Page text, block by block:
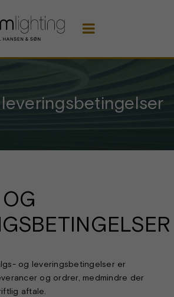

og leveringsbetingelser er
og ordrer, medmindre der
aftale.